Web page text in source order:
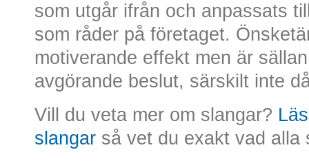
som utgår ifrån och anpassats
som råder på företaget.
motiverande effekt men är
avgörande beslut, särskilt inte
Vill du veta mer om slangar?
slangar så vet du exakt vad alla